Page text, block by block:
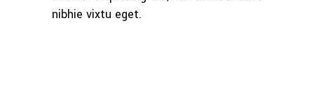
nibhie vixtu eget.